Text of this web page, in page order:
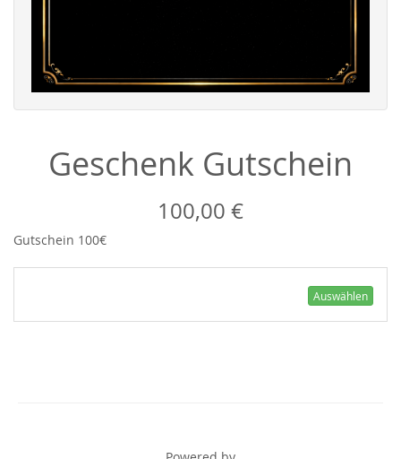
Geschenk Gutschein
100,00 €
Gutschein 100€
Auswählen